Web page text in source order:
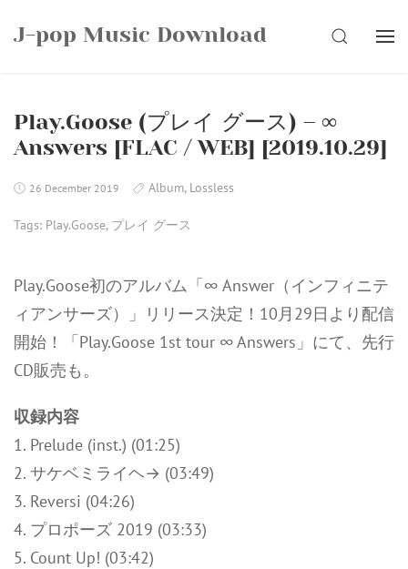
J-pop Music Download SEARCH
Play.Goose (プレイ グース) – ∞
Answers [FLAC / WEB] [2019.10.29]
26 December 2019 Album, Lossless
Tags: Play.Goose, プレイ グース
Play.Goose初のアルバム「∞ Answer（インフィニテ
ィアンサーズ）」リリース決定！10月29日より配信
開始！「Play.Goose 1st tour ∞ Answers」にて、先行
CD販売も。
収録内容
1. Prelude (inst.) (01:25)
2. サケベミライヘ→ (03:49)
3. Reversi (04:26)
4. プロポーズ 2019 (03:33)
5. Count Up! (03:42)